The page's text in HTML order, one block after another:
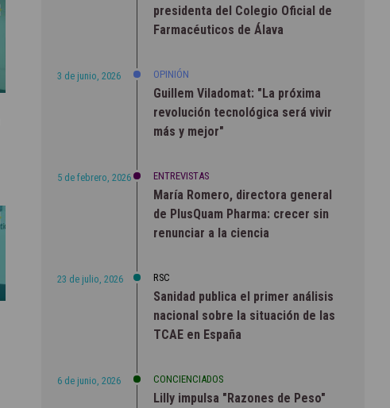
presidenta del Colegio Oficial de
Farmacéuticos de Álava
3 de junio, 2026 OPINIÓN
Guillem Viladomat: "La próxima
revolución tecnológica será vivir
más y mejor"
5 de febrero, 2026 ENTREVISTAS
María Romero, directora general
de PlusQuam Pharma: crecer sin
renunciar a la ciencia
23 de julio, 2026 RSC
Sanidad publica el primer análisis
nacional sobre la situación de las
TCAE en España
6 de junio, 2026 CONCIENCIADOS
Lilly impulsa "Razones de Peso"